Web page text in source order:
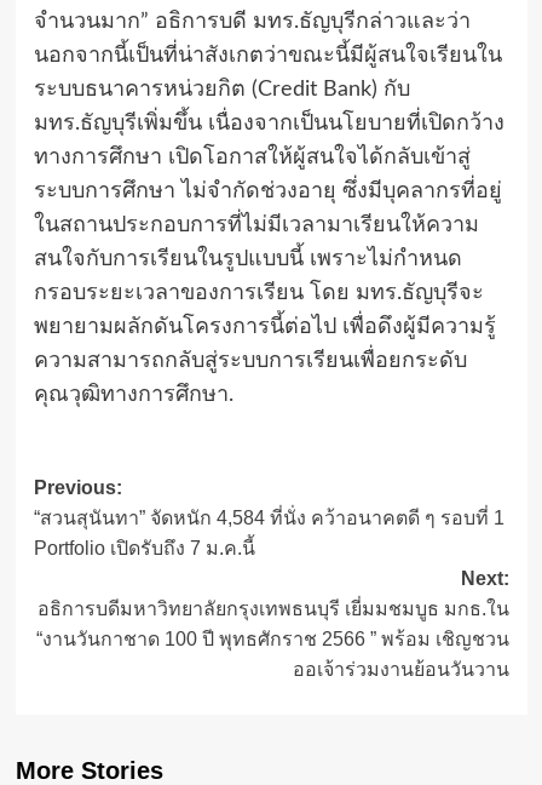
จำนวนมาก” อธิการบดี มทร.ธัญบุรีกล่าวและว่า
นอกจากนี้เป็นที่น่าสังเกตว่าขณะนี้มีผู้สนใจเรียนใน
ระบบธนาคารหน่วยกิต (Credit Bank) กับ
มทร.ธัญบุรีเพิ่มขึ้น เนื่องจากเป็นนโยบายที่เปิดกว้าง
ทางการศึกษา เปิดโอกาสให้ผู้สนใจได้กลับเข้าสู่
ระบบการศึกษา ไม่จำกัดช่วงอายุ ซึ่งมีบุคลากรที่อยู่
ในสถานประกอบการที่ไม่มีเวลามาเรียนให้ความ
สนใจกับการเรียนในรูปแบบนี้ เพราะไม่กำหนด
กรอบระยะเวลาของการเรียน โดย มทร.ธัญบุรีจะ
พยายามผลักดันโครงการนี้ต่อไป เพื่อดึงผู้มีความรู้
ความสามารถกลับสู่ระบบการเรียนเพื่อยกระดับ
คุณวุฒิทางการศึกษา.
Post
navigation
Previous:
“สวนสุนันทา” จัดหนัก 4,584 ที่นั่ง คว้าอนาคตดี ๆ รอบที่ 1
Portfolio เปิดรับถึง 7 ม.ค.นี้
Next:
อธิการบดีมหาวิทยาลัยกรุงเทพธนบุรี เยี่มมชมบูธ มกธ.ใน
“งานวันกาชาด 100 ปี พุทธศักราช 2566 ” พร้อม เชิญชวน
ออเจ้าร่วมงานย้อนวันวาน
More Stories